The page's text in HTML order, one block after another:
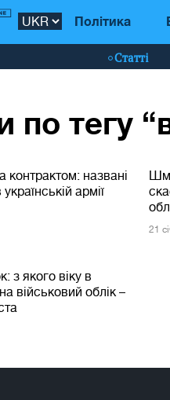
Політика
Статті
по тегу
контрактом: названі
армії
21
з якого віку в
військовий облік –